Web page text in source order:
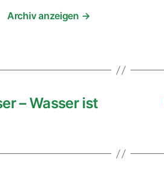
Archiv anzeigen →
– Wasser ist